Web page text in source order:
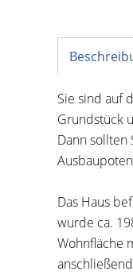
Sie sind auf
Grundstück
Dann sollten
Das Haus
wurde ca.
Wohnfläche